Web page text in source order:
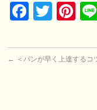
Twitter
← ＜パンが早く上達するコ